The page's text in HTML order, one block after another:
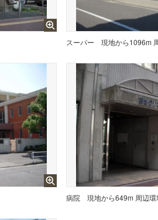
スーパー 現地から1096m
病院 現地から649m 周辺環